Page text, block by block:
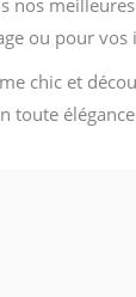
nos
ou pour vos
chic et
toute